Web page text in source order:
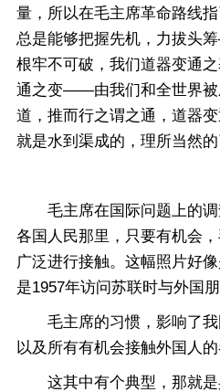
量，所以在毛主席革命路线
总是能够把握先机，力拔头
根牢不可破，我们道器变通
通之变——由我们和全世界被
道，推而行之谓之通，道器
就是水到渠成的，理所当然的
毛主席在国际问题上的调
各国人民那里，只要有机会
广泛进行接触。这幅照片好
是1957年访问苏联时与外国
毛主席的习惯，影响了我
以及所有有机会接触外国人
这其中有个典型，那就是